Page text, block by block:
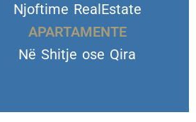
Njoftime RealEstate
VILA DHE TROJE
Në Shitje ose Qira